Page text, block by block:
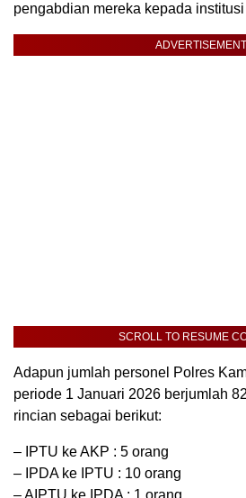
pengabdian mereka kepada
ADVERTISEMENT
SCROLL TO RESUME
Adapun jumlah personel Polres
periode 1 Januari 2026 berjumlah
rincian sebagai berikut:
– IPTU ke AKP : 5 orang
– IPDA ke IPTU : 10 orang